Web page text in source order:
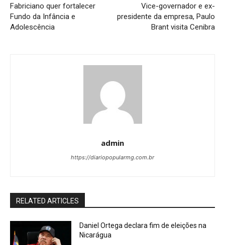
Fabriciano quer fortalecer
Fundo da Infância e
Adolescência
Vice-governador e ex-
presidente da empresa, Paulo
Brant visita Cenibra
admin
https://diariopopularmg.com.br
RELATED ARTICLES
Daniel Ortega declara fim de eleições na
Nicarágua